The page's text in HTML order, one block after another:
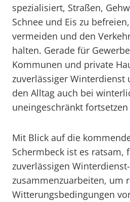
spezialisiert, Straßen,
Schnee und Eis zu
vermeiden und den
halten. Gerade für
Kommunen und private
zuverlässiger Winterdienst
den Alltag auch bei
uneingeschränkt
Mit Blick auf die
Schermbeck ist es ratsam,
zuverlässigen
zusammenzuarbeiten, um
Witterungsbedingungen